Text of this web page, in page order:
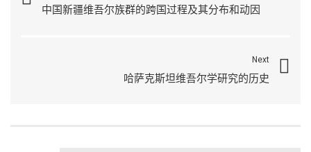
中国新疆维吾尔族群的跨国过程及其分布和动因
Next
哈萨克斯坦维吾尔学研究的历史